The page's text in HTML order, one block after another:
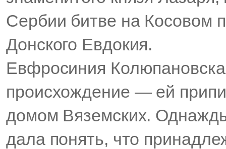
Сербии битве на Косовом
Донского Евдокия.
Евфросиния
происхождение — ей
домом Вяземских.
дала понять, что